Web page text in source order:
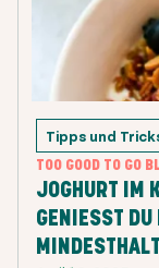
Tipps und
TOO GOOD TO GO
JOGHURT IM
GENIESST DU